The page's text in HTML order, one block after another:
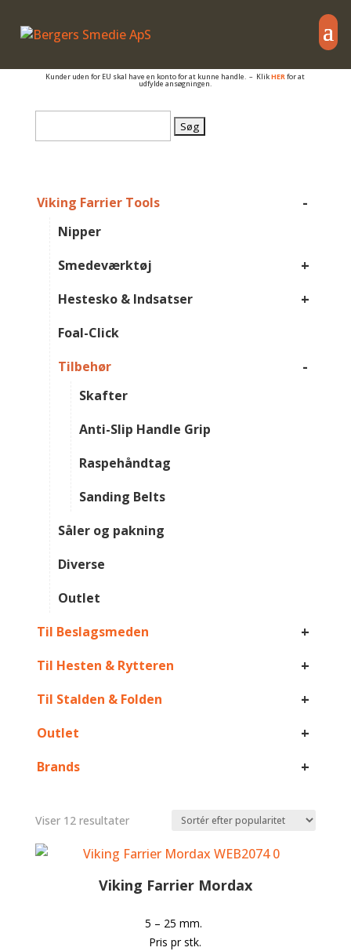
– også salg til PRIVATE
Kunder uden for EU skal have en konto for at kunne handle. – KlikHERfor at
udfylde ansøgningen.
efter:
Viking Farrier Tools -
Nipper
Smedeværktøj
+
Hestesko & Indsatser +
Foal-Click
Tilbehør
-
Skafter
Anti-Slip Handle Grip
Raspehåndtag
Sanding Belts
Såler og pakning
Diverse
Outlet
Til Beslagsmeden
+
Til Hesten & Rytteren +
Til Stalden & Folden +
Outlet +
Brands +
Viser 12 resultaterSorteret
popularitet
Viking Farrier Mordax
5 – 25 mm.
Pris pr stk.